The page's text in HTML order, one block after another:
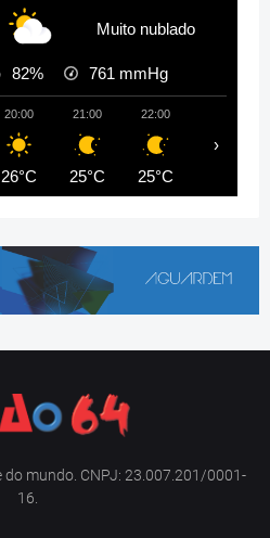
Muito nublado
82% 761 mmHg
20:00
26°C
21:00
25°C
22:00
25°C
›
do mundo. CNPJ: 23.007.201/0001-
16.